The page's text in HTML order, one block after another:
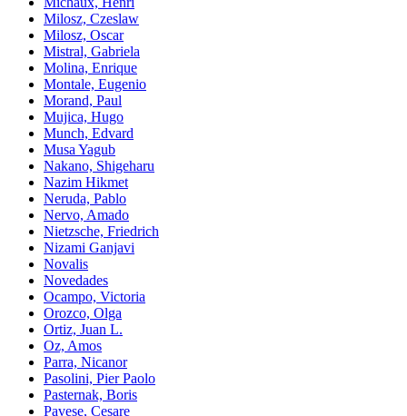
Milosz, Czeslaw
Milosz, Oscar
Mistral, Gabriela
Molina, Enrique
Montale, Eugenio
Morand, Paul
Mujica, Hugo
Munch, Edvard
Musa Yagub
Nakano, Shigeharu
Nazim Hikmet
Neruda, Pablo
Nervo, Amado
Nietzsche, Friedrich
Nizami Ganjavi
Novalis
Novedades
Ocampo, Victoria
Orozco, Olga
Ortiz, Juan L.
Oz, Amos
Parra, Nicanor
Pasolini, Pier Paolo
Pasternak, Boris
Pavese, Cesare